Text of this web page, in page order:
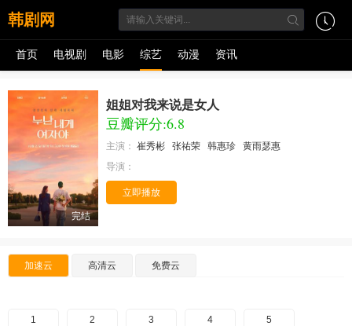
韩剧网
首页 电视剧 电影 综艺 动漫 资讯
完结
姐姐对我来说是女人
豆瓣评分:6.8
主演： 崔秀彬 张祐荣 韩惠珍
黄雨瑟惠
导演：
立即播放
加速云 高清云 免费云
1 2 3 4 5